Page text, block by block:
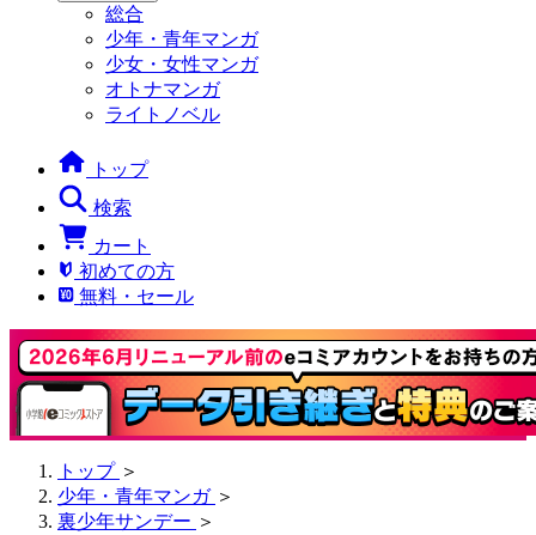
総合
少年・青年マンガ
少女・女性マンガ
オトナマンガ
ライトノベル
トップ
検索
カート
初めての方
無料・セール
トップ ＞
少年・青年マンガ ＞
裏少年サンデー ＞